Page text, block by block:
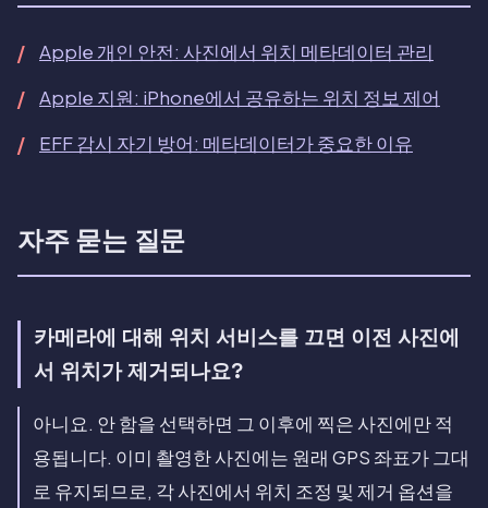
Apple 개인 안전: 사진에서 위치 메타데이터 관리
Apple 지원: iPhone에서 공유하는 위치 정보 제어
EFF 감시 자기 방어: 메타데이터가 중요한 이유
자주 묻는 질문
카메라에 대해 위치 서비스를 끄면 이전 사진에
서 위치가 제거되나요?
아니요. 안 함을 선택하면 그 이후에 찍은 사진에만 적
용됩니다. 이미 촬영한 사진에는 원래 GPS 좌표가 그대
로 유지되므로, 각 사진에서 위치 조정 및 제거 옵션을